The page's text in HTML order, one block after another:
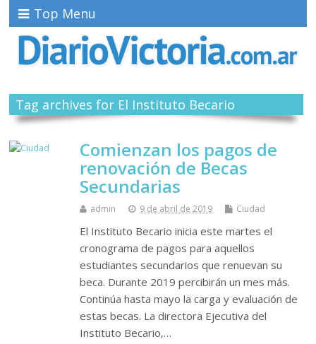
Top Menu
Tag archives for El Instituto Becario
Comienzan los pagos de
renovación de Becas
Secundarias
admin 9 de abril de 2019 Ciudad
El Instituto Becario inicia este martes el
cronograma de pagos para aquellos
estudiantes secundarios que renuevan su
beca. Durante 2019 percibirán un mes más.
Continúa hasta mayo la carga y evaluación de
estas becas. La directora Ejecutiva del
Instituto Becario,…